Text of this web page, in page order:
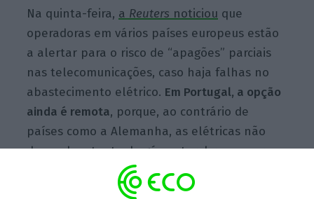
Na quinta-feira, a Reuters noticiou que
operadoras em vários países europeus estão
a alertar para o risco de “apagões” parciais
nas telecomunicações, caso haja falhas no
abastecimento elétrico. Em Portugal, a opção
ainda é remota, porque, ao contrário de
países como a Alemanha, as elétricas não
dependem tanto do gás natural russo para a
produção de eletricidade. Mas não estão
imunes à subida dos preços.